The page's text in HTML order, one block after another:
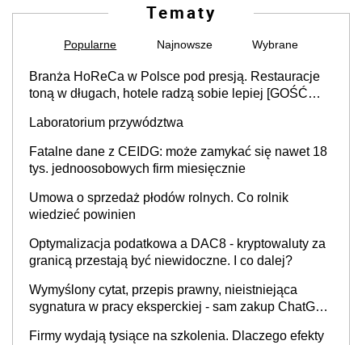
Tematy
Popularne Najnowsze Wybrane
Branża HoReCa w Polsce pod presją. Restauracje
toną w długach, hotele radzą sobie lepiej [GOŚĆ
Laboratorium przywództwa
Fatalne dane z CEIDG: może zamykać się nawet 18
tys. jednoosobowych firm miesięcznie
Umowa o sprzedaż płodów rolnych. Co rolnik
wiedzieć powinien
Optymalizacja podatkowa a DAC8 - kryptowaluty za
granicą przestają być niewidoczne. I co dalej?
Wymyślony cytat, przepis prawny, nieistniejąca
sygnatura w pracy eksperckiej - sam zakup ChatGPT
Firmy wydają tysiące na szkolenia. Dlaczego efekty